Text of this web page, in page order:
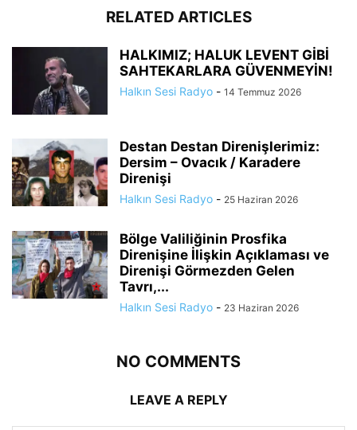
RELATED ARTICLES
HALKIMIZ; HALUK LEVENT GİBİ
SAHTEKARLARA GÜVENMEYİN!
Halkın Sesi Radyo - 14 Temmuz 2026
Destan Destan Direnişlerimiz:
Dersim – Ovacık / Karadere
Direnişi
Halkın Sesi Radyo - 25 Haziran 2026
Bölge Valiliğinin Prosfika
Direnişine İlişkin Açıklaması ve
Direnişi Görmezden Gelen
Tavrı,...
Halkın Sesi Radyo - 23 Haziran 2026
NO COMMENTS
LEAVE A REPLY